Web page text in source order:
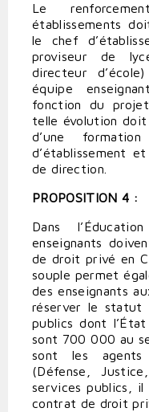
Le
établissements
le chef
proviseur de
directeur
équipe
fonction du
telle évolution doit
d’une
d’établissement
de direction.
PROPOSITION 4 :
Dans
enseignants
de droit privé en
souple permet
des enseignants
réserver le statut
publics dont
sont 700 000 au
sont les agents
(Défense,
services publics,
contrat de droit